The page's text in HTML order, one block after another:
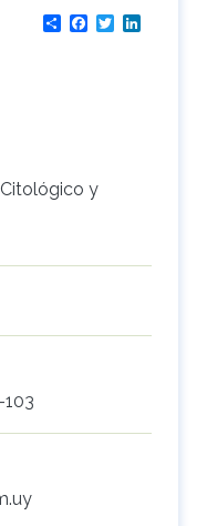
ShareFacebook
Twitter
y
103